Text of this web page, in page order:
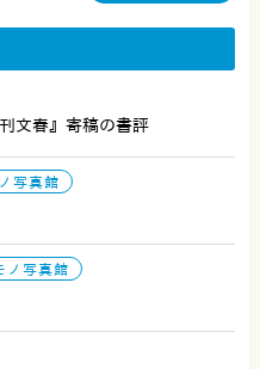
文春』寄稿の書評
写真館
ノ写真館